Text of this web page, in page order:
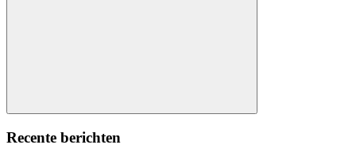
Search
Recente berichten